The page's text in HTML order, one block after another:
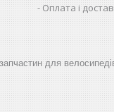
Оплата і
для